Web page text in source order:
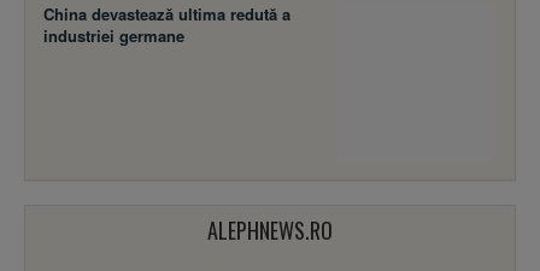
China devastează ultima redută a
industriei germane
ALEPHNEWS.RO